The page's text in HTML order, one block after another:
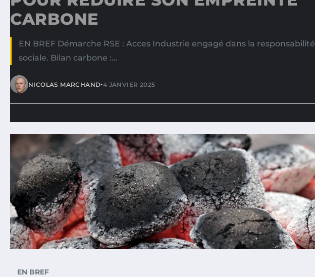
CARBONE
EN BREF Démarche RSE : Acces Industrie engagé dans la responsabilité
sociale. Bilan carbone :…
NICOLAS MARCHAND•4 JANVIER 2025
EN BREF